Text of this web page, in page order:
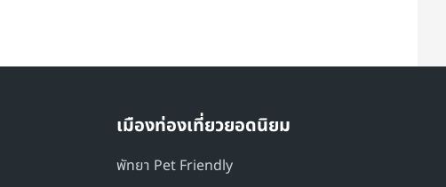
เมืองท่องเที่ยวยอดนิยม
พัทยา Pet Friendly